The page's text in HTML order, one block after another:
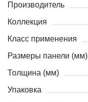
Производитель
Коллекция
Класс применения
Размеры панели (мм)
Толщина (мм)
Упаковка